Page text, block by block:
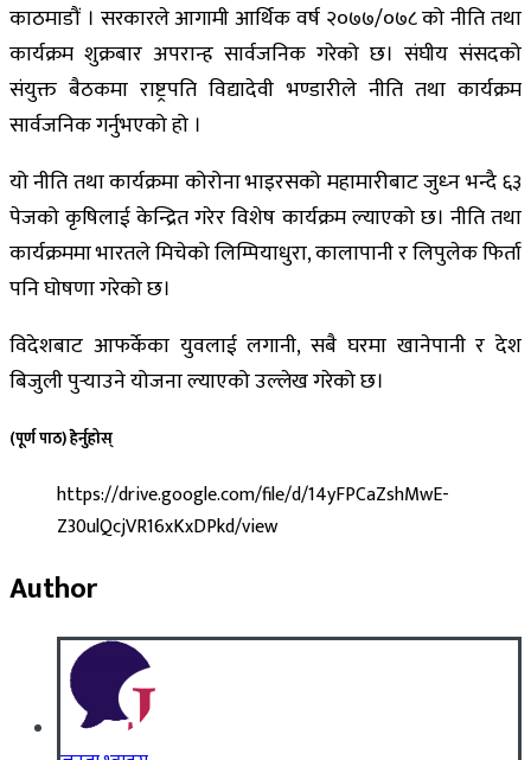
काठमाडौं । सरकारले आगामी आर्थिक वर्ष २०७७/०७८ को नीति तथा
कार्यक्रम शुक्रबार अपरान्ह सार्वजनिक गरेको छ। संघीय संसदको
संयुक्त बैठकमा राष्ट्रपति विद्यादेवी भण्डारीले नीति तथा कार्यक्रम
सार्वजनिक गर्नुभएको हो ।
यो नीति तथा कार्यक्रमा कोरोना भाइरसको महामारीबाट जुध्‍न भन्दै ६३
पेजको कृषिलाई केन्द्रित गरेर विशेष कार्यक्रम ल्याएको छ। नीति तथा
कार्यक्रममा भारतले मिचेको लिम्पियाधुरा, कालापानी र लिपुलेक फिर्ता
पनि घोषणा गरेको छ।
विदेशबाट आफर्केका युवलाई लगानी, सबै घरमा खानेपानी र देश
बिजुली पुर्‍याउने योजना ल्याएको उल्लेख गरेको छ।
(पूर्ण पाठ) हेेर्नुहोस्
https://drive.google.com/file/d/14yFPCaZshMwE-
Z30ulQcjVR16xKxDPkd/view
Author